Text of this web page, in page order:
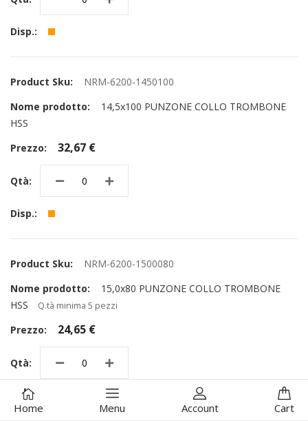
NRM-6200-1450100
14,5x100 PUNZONE COLLO TROMBONE
HSS
32,67 €
NRM-6200-1500080
15,0x80 PUNZONE COLLO TROMBONE
HSS
Q.tà minima 5 pezzi
24,65 €
Home Menu Account Cart